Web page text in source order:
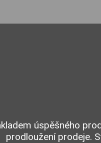
úspěšného
prodloužení prodeje.